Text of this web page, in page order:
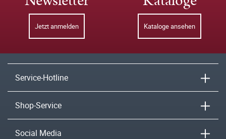
Jetzt anmelden Kataloge ansehen
Service-Hotline
Shop-Service
Social Media